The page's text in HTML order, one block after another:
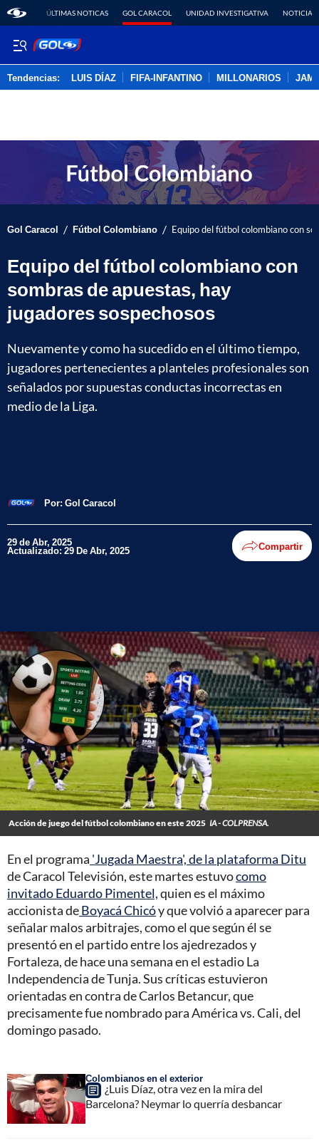
ÚLTIMAS NOTICAS GOL CARACOL UNIDAD INVESTIGATIVA NOTICIAS
Tendencias: LUIS DÍAZ FIFA-INFANTINO MILLONARIOS
Gol Caracol / Fútbol Colombiano / Equipo del fútbol colombiano con
Equipo del fútbol colombiano con
sombras de apuestas, hay
jugadores sospechosos
Nuevamente y como ha sucedido en el último tiempo,
jugadores pertenecientes a planteles profesionales son
señalados por supuestas conductas incorrectas en
medio de la Liga.
Por: Gol Caracol
29 de Abr, 2025
Actualizado: 29 De Abr, 2025 Compartir
Acción de juego del fútbol colombiano en este 2025 IA - COLPRENSA.
En el programa 'Jugada Maestra', de la plataforma Ditu
de Caracol Televisión, este martes estuvocomo
invitado Eduardo Pimentel,quien es el máximo
accionista deBoyacá Chicóy que volvió a aparecer para
señalar malos arbitrajes, como el que según él se
presentó en el partido entre los ajedrezados y
Fortaleza, de hace una semana en el estadio La
Independencia de Tunja. Sus críticas estuvieron
orientadas en contra de Carlos Betancur, que
precisamente fue nombrado para América vs. Cali, del
domingo pasado.
Colombianos en el exterior
¿Luis Díaz, otra vez en la mira del
Barcelona? Neymar lo querría desbancar